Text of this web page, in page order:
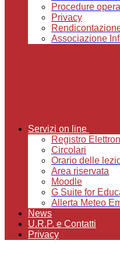
Procedure
Privacy
Associazione
Servizi on line
Registro
Circolari
Orario delle
Area riservata
Moodle
G Suite for
Allerta Meteo
News
U.R.P. e Contatti
Privacy